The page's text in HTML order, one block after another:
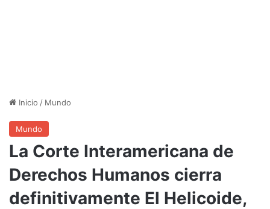
Inicio / Mundo
Mundo
La Corte Interamericana de
Derechos Humanos cierra
definitivamente El Helicoide,